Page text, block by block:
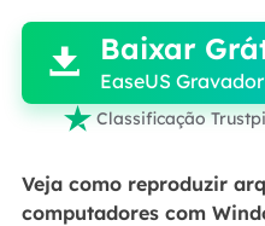
 Baixar
EaseUS
 Classificação
Veja como reproduzir
computadores com